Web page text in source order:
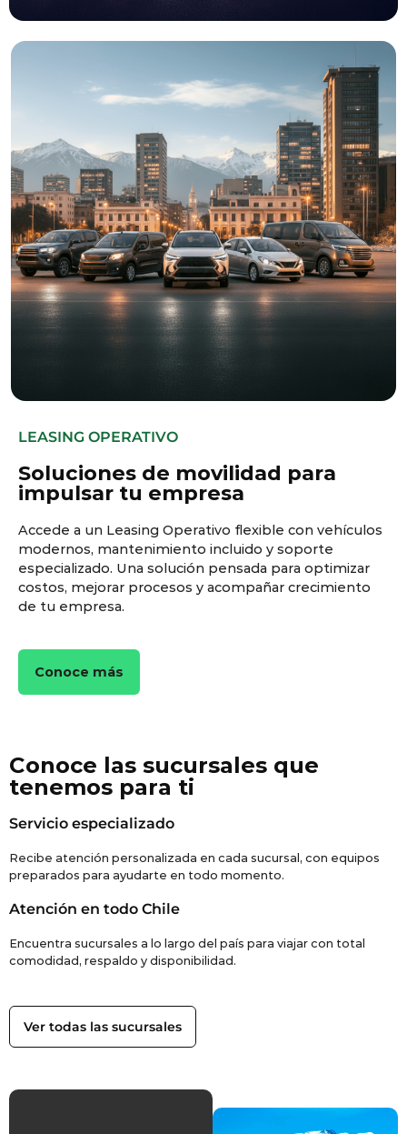
LEASING OPERATIVO
Soluciones de movilidad para
impulsar tu empresa
Accede a un Leasing Operativo flexible con vehículos
modernos, mantenimiento incluido y soporte
especializado. Una solución pensada para optimizar
costos, mejorar procesos y acompañar crecimiento
de tu empresa.
Conoce más
Conoce las sucursales que
tenemos para ti
Servicio especializado
Recibe atención personalizada en cada sucursal, con equipos
preparados para ayudarte en todo momento.
Atención en todo Chile
Encuentra sucursales a lo largo del país para viajar con total
comodidad, respaldo y disponibilidad.
Ver todas las sucursales